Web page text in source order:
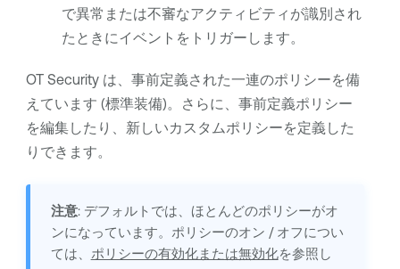
で異常または不審なアクティビティが識別され
たときにイベントをトリガーします。
OT Securityは、事前定義された一連のポリシーを備
えています (標準装備)。さらに、事前定義ポリシー
を編集したり、新しいカスタムポリシーを定義した
りできます。
注意: デフォルトでは、ほとんどのポリシーがオ
ンになっています。ポリシーのオン / オフについ
ては、 ポリシーの有効化または無効化を参照し